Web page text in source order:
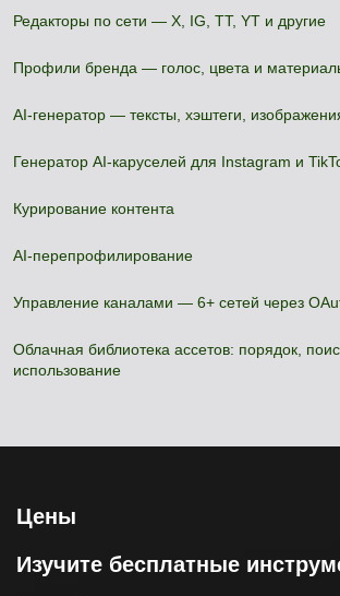
Редакторы по сети — X, IG, TT, YT и другие
Профили бренда — голос, цвета и
AI-генератор — тексты, хэштеги,
Генератор AI-каруселей для Instagram и
Курирование контента
AI-перепрофилирование
Управление каналами — 6+ сетей через
Облачная библиотека ассетов: порядок,
использование
Цены
Изучите бесплатные